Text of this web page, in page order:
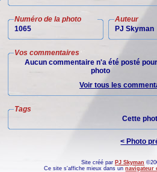
Numéro de la photo
1065
Auteur
PJ Skyman
Vos commentaires
Aucun commentaire n'a été posté
photo
Voir tous les
Tags
Cette
< Photo
Site créé par PJ Skyman
Ce site s'affiche mieux dans unnavigateur